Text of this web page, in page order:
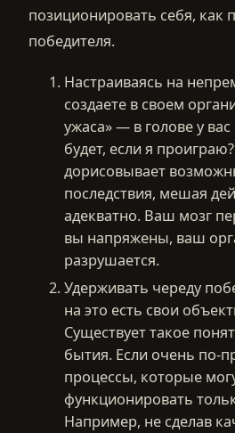
позиционировать себя, как
победителя.
Настраиваясь на
создаете в своем
ужаса» — в голове у
будет, если я
дорисовывает
последствия, мешая
адекватно. Ваш мозг
вы напряжены, ваш
разрушается.
Удерживать череду
на это есть свои
Существует такое
бытия. Если очень по-
процессы, которые
функционировать
Например, не сделав